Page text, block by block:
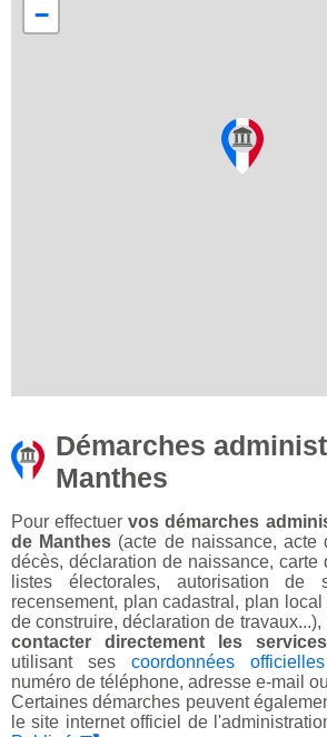
−
Démarches
Manthes
Pour effectuervos démarches
de Manthes (acte de naissance, acte
décès, déclaration de naissance, carte
listes électorales, autorisation de
recensement, plan cadastral, plan
de construire, déclaration de
contacter directement les
utilisant ses coordonnées officielles
numéro de téléphone, adresse e-mail
Certaines démarches peuvent
le site internet officiel de